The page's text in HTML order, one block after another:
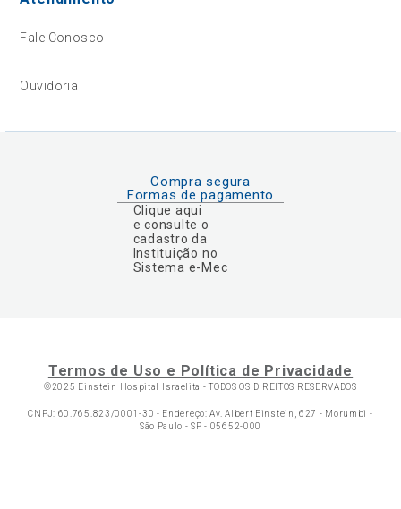
Fale Conosco
Ouvidoria
Compra segura
Formas de pagamento
Clique aqui
e consulte o
cadastro da
Instituição no
Sistema e-Mec
Termos de Uso e Política de Privacidade
©2025 Einstein Hospital Israelita -TODOS OS DIREITOS RESERVADOS
CNPJ: 60.765.823/0001-30 - Endereço: Av. Albert Einstein, 627 - Morumbi -
São Paulo - SP - 05652-000